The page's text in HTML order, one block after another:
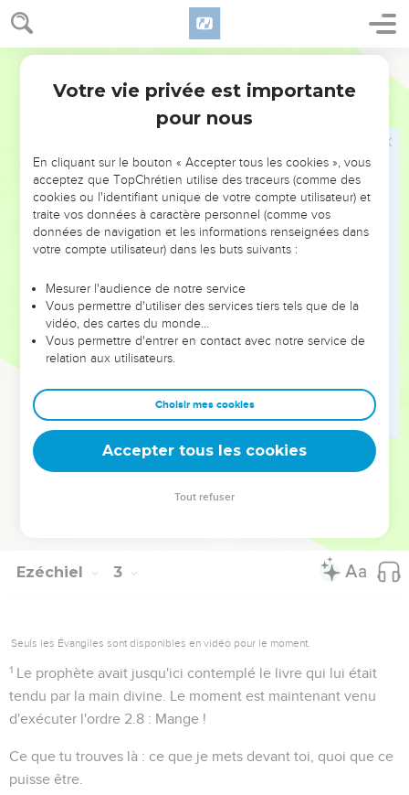
Ezéchiel 2
Ne sois pas rebelle
. Tu deviendrais rebelle comme eux, si
tu te dérobais à ta mission. Ne pas faire le bien commandé
équivaut à faire le mal.
Un livre roulé . Voir Jérémie 36.2, note. Cette image signifie
que le message dont le prophète est chargé, est
Les caractères étaient tracés surles deux côtésdu
rouleau. Ce trait indique sans doute l'abondance des
malheurs annoncés dans ce volume (Apocalypse 5.1 ). La
place avait manqué avant que l'énumération des malheurs
livre même du prophète nous dira quel était le contenu de
ce rouleau : c'était l'annonce de la ruine du temple et de la
destruction du royaume de Juda.
Chants funèbres, lamentations...Les trois termes employés
paraissent avoir une force décroissante : c'est un bruit qui va
en s'évanouissant, jusqu'au silence complet de la ruine
totale.
Ezéchiel 3
Seuls les Évangiles sont disponibles en vidéo pour le moment.
1 Le prophète avait jusqu'ici contemplé le livre qui lui était
tendu par la main divine. Le moment est maintenant venu
d'exécuter l'ordre 2.8 : Mange !
Ce que tu trouves là : ce que je mets devant toi, quoi que ce
puisse être.
Votre vie privée est importante
pour nous
En cliquant sur le bouton « Accepter tous les cookies », vous
acceptez que TopChrétien utilise des traceurs (comme des
cookies ou l'identifiant unique de votre compte utilisateur) et
traite vos données à caractère personnel (comme vos
données de navigation et les informations renseignées dans
votre compte utilisateur) dans les buts suivants :
Mesurer l'audience de notre service
Vous permettre d'utiliser des services tiers tels que de la
vidéo, des cartes du monde…
Vous permettre d'entrer en contact avec notre service de
relation aux utilisateurs.
Choisir mes cookies
Accepter tous les cookies
Tout refuser